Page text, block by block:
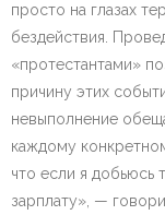
просто на глазах
бездействия.
«протестантами»
причину этих
невыполнение
каждому
что если я добьюсь
зарплату», —